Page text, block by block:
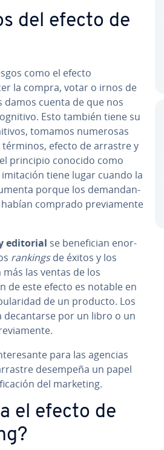
del efecto de
como el efecto
la compra, votar o irnos de
damos cuenta de que nos
Esto también tiene su
tomamos numerosas
efecto de arrastre y
principio conocido como
tiene lugar cuando la
porque los de­ma­n­da­n­
comprado pre­via­me­n­te
editorial se be­ne­fi­cian eno­r­
rankingsde éxitos y los
las ventas de los
de este efecto es notable en
de un producto. Los
de­ca­n­tar­se por un libro o un
para las agencias
desempeña un papel
del marketing.
el efecto de